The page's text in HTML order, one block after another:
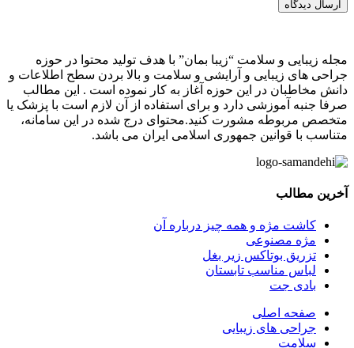
ارسال دیدگاه
مجله زیبایی و سلامت “زیبا بمان” با هدف تولید محتوا در حوزه
جراحی های زیبایی و آرایشی و سلامت و بالا بردن سطح اطلاعات و
دانش مخاطبان در این حوزه آغاز به کار نموده است . این مطالب
صرفا جنبه آموزشی دارد و برای استفاده از آن لازم است با پزشک یا
متخصص مربوطه مشورت کنید.محتوای درج شده در این سامانه،
متناسب با قوانین جمهوری اسلامی ایران می باشد.
آخرین مطالب
کاشت مژه و همه چیز درباره آن
مژه مصنوعی
تزریق بوتاکس زیر بغل
لباس مناسب تابستان
بادی‌ جت
صفحه اصلی
جراحی های زیبایی
سلامت